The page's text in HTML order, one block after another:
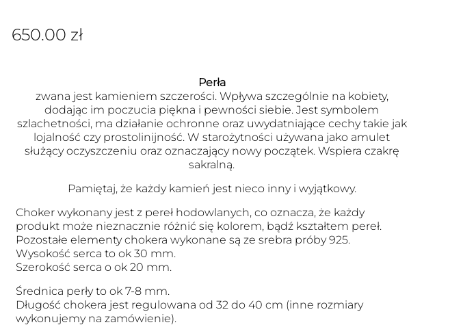
650.00 zł
Perła
zwana jest kamieniem szczerości. Wpływa szczególnie na kobiety,
dodając im poczucia piękna i pewności siebie. Jest symbolem
szlachetności, ma działanie ochronne oraz uwydatniające cechy takie jak
lojalność czy prostolinijność. W starożytności używana jako amulet
służący oczyszczeniu oraz oznaczający nowy początek. Wspiera czakrę
sakralną.
Pamiętaj, że każdy kamień jest nieco inny i wyjątkowy.
Choker wykonany jest z pereł hodowlanych, co oznacza, że każdy
produkt może nieznacznie różnić się kolorem, bądź kształtem pereł.
Pozostałe elementy chokera wykonane są ze srebra próby 925.
Wysokość serca to ok 30 mm.
Szerokość serca o ok 20 mm.
Średnica perły to ok 7-8 mm.
Długość chokera jest regulowana od 32 do 40 cm (inne rozmiary
wykonujemy na zamówienie).